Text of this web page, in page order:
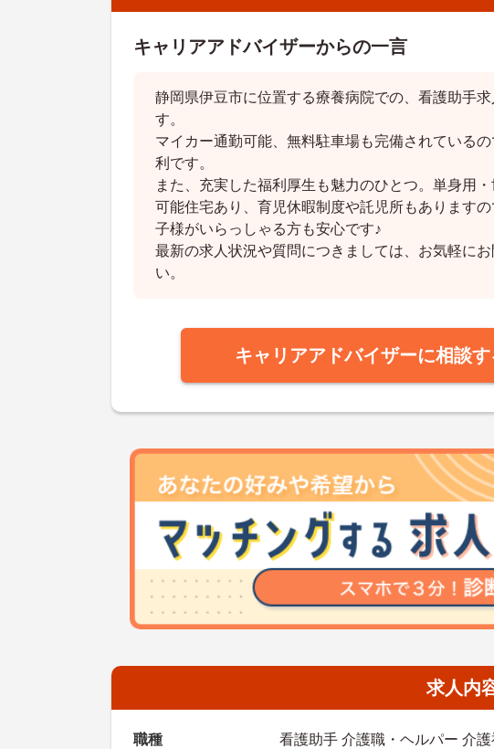
キャリアアドバイザーからの一言
静岡県伊豆市に位置する療養病院での、看護助手求
す。
マイカー通勤可能、無料駐車場も完備されている
利です。
また、充実した福利厚生も魅力のひとつ。単身用
可能住宅あり、育児休暇制度や託児所もあります
子様がいらっしゃる方も安心です♪
最新の求人状況や質問につきましては、お気軽にお
い。
キャリアアドバイザーに相談す
求人内
職種 看護助手 介護職・ヘルパー 介